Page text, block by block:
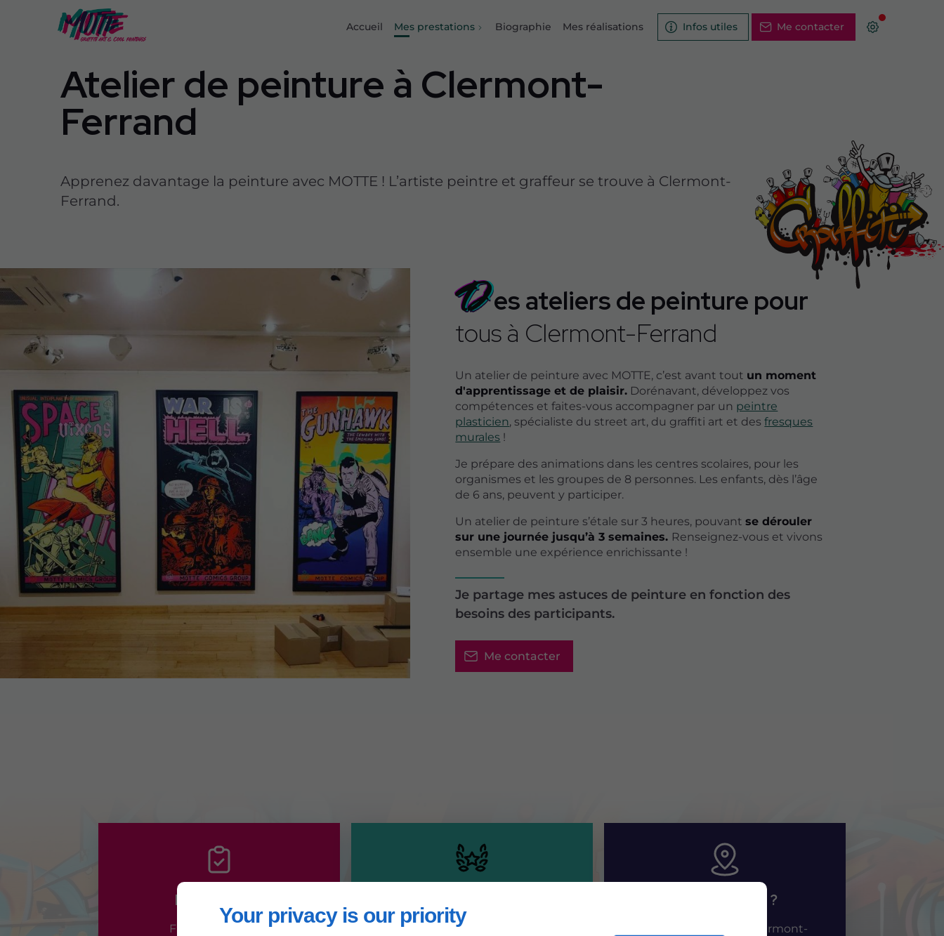
Your privacy is our priority
Accueil Mes prestations Biographie Mes réalisations Infos utiles Me contacter
Atelier de peinture à Clermont-
Ferrand
Apprenez davantage la peinture avec MOTTE ! L’artiste peintre et graffeur se trouve à Clermont-
Ferrand.
Des ateliers de peinture pour
tous à Clermont-Ferrand
Un atelier de peinture avec MOTTE, c’est avant tout un moment
d'apprentissage et de plaisir. Dorénavant, développez vos
compétences et faites-vous accompagner par un peintre
plasticien, spécialiste du street art, du graffiti art et desfresques
murales !
Je prépare des animations dans les centres scolaires, pour les
organismes et les groupes de 8 personnes. Les enfants, dès l’âge
de 6 ans, peuvent y participer.
Un atelier de peinture s’étale sur 3 heures, pouvantse dérouler
sur une journée jusqu’à 3 semaines. Renseignez-vous et vivons
ensemble une expérience enrichissante !
Je partage mes astuces de peinture en fonction des
besoins des participants.
Me contacter
Mes activités
Fresques murales
Expertise
Où me trouver ?
MOTTE se trouve à Clermont-